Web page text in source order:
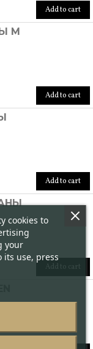
Add to cart
M
Add to cart
Add to cart
Add to cart
cookies to
your
its use, press